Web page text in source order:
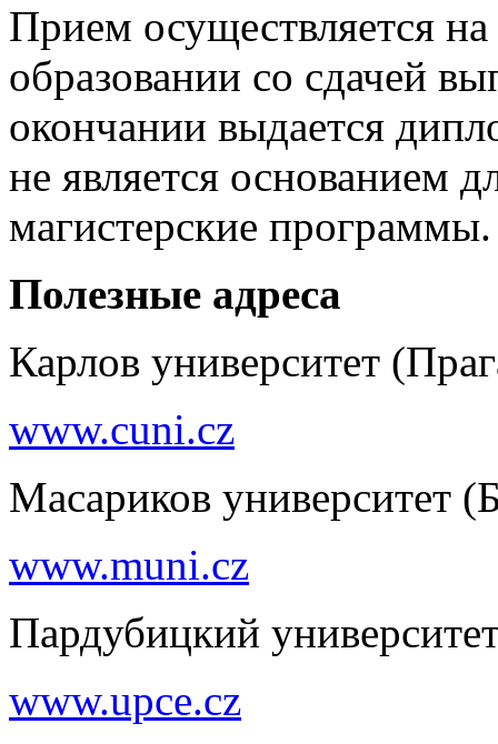
Прием осуществляется на
образовании со сдачей
окончании выдается
не является основанием
магистерские программы.
Полезные адреса
Карлов университет
www.cuni.cz
Масариков университет
www.muni.cz
Пардубицкий
www.upce.cz